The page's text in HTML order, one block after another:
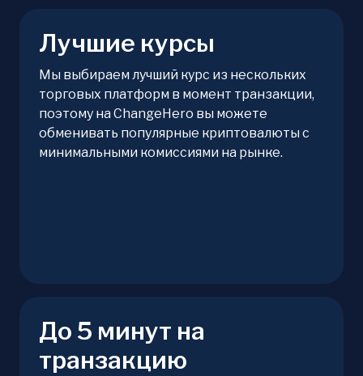
Лучшие курсы
Мы выбираем лучший курс из нескольких
торговых платформ в момент транзакции,
поэтому на ChangeHero вы можете
обменивать популярные криптовалюты с
минимальными комиссиями на рынке.
До 5 минут на
транзакцию